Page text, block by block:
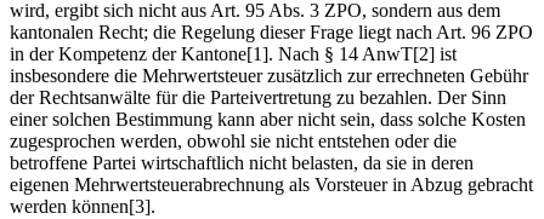
wird, ergibt sich nicht aus Art. 95 Abs. 3 ZPO, sondern aus dem
kantonalen Recht; die Regelung dieser Frage liegt nach Art. 96 ZPO
in der Kompetenz der Kantone[1]. Nach § 14 AnwT[2] ist
insbesondere die Mehrwertsteuer zusätzlich zur errechneten Gebühr
der Rechtsanwälte für die Parteivertretung zu bezahlen. Der Sinn
einer solchen Bestimmung kann aber nicht sein, dass solche Kosten
zugesprochen werden, obwohl sie nicht entstehen oder die
betroffene Partei wirtschaftlich nicht belasten, da sie in deren
eigenen Mehrwertsteuerabrechnung als Vorsteuer in Abzug gebracht
werden können[3].